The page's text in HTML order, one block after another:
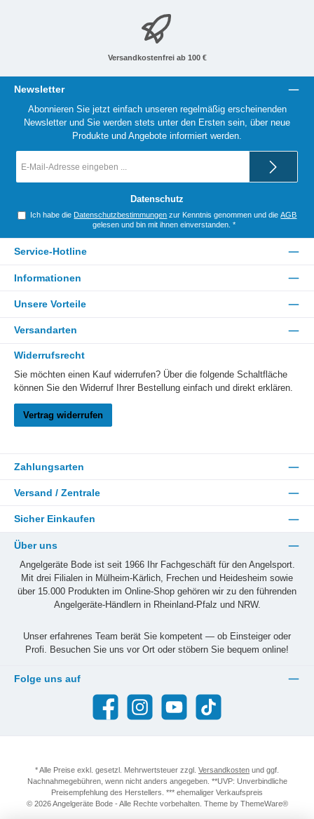
Versandkostenfrei ab 100 €
Newsletter
Abonnieren Sie jetzt einfach unseren regelmäßig erscheinenden
Newsletter und Sie werden stets unter den Ersten sein, über neue
Produkte und Angebote informiert werden.
Mail-
Datenschutz
Ich habe die Datenschutzbestimmungen zur Kenntnis genommen und dieAGB
gelesen und bin mit ihnen einverstanden. *
Service-Hotline
Informationen
Unsere Vorteile
Versandarten
Widerrufsrecht
Sie möchten einen Kauf widerrufen? Über die folgende Schaltfläche
können Sie den Widerruf Ihrer Bestellung einfach und direkt erklären.
Vertrag widerrufen
Zahlungsarten
Versand / Zentrale
Sicher Einkaufen
Über uns
Angelgeräte Bode ist seit 1966 Ihr Fachgeschäft für den Angelsport.
Mit drei Filialen in Mülheim-Kärlich, Frechen und Heidesheim sowie
über 15.000 Produkten im Online-Shop gehören wir zu den führenden
Angelgeräte-Händlern in Rheinland-Pfalz und NRW.
Unser erfahrenes Team berät Sie kompetent — ob Einsteiger oder
Profi. Besuchen Sie uns vor Ort oder stöbern Sie bequem online!
Folge uns auf
Facebook Instagram YouTube TikTok
* Alle Preise exkl. gesetzl. Mehrwertsteuer zzgl. Versandkosten und ggf.
Nachnahmegebühren, wenn nicht anders angegeben. **UVP: Unverbindliche
Preisempfehlung des Herstellers. *** ehemaliger Verkaufspreis
© 2026 Angelgeräte Bode - Alle Rechte vorbehalten. Theme by ThemeWare®